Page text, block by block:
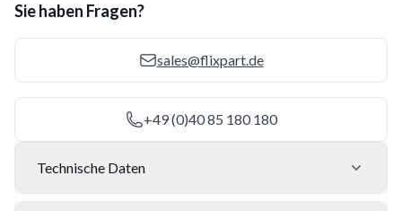
Sie haben Fragen?
sales@flixpart.de
+49 (0)40 85 180 180
Technische Daten